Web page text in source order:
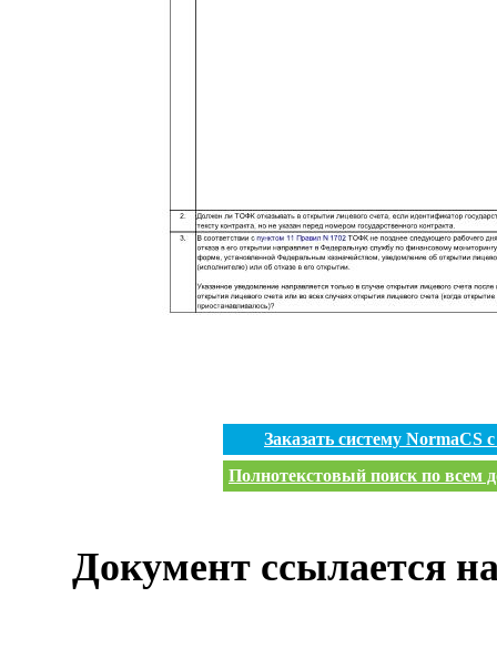
Заказать систему
Полнотекстовый поиск по всем
Документ ссылается